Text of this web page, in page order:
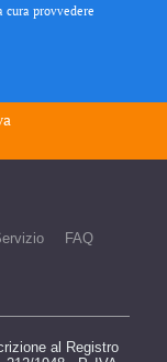
cura provvedere
FAQ
al Registro